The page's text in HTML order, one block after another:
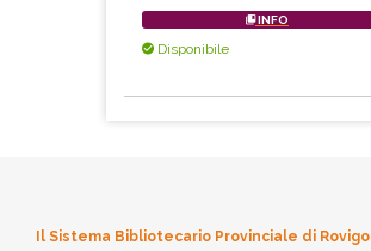
INFO
Disponibile
Il Sistema Bibliotecario Provinciale di Rovigo